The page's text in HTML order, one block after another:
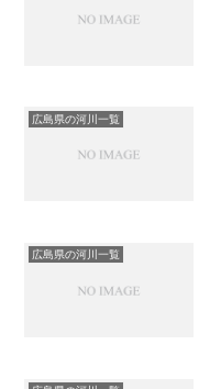
広島県の河川一覧
広島県の河川一覧